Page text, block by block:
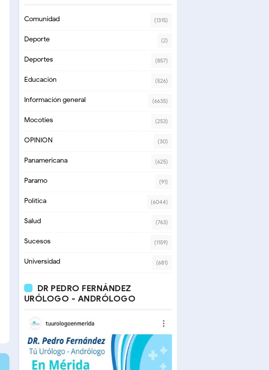
Comunidad (1315)
Deporte (2)
Deportes (857)
Educación (526)
Información general (6635)
Mocoties (253)
OPINION (30)
Panamericana (625)
Paramo (91)
Política (6044)
Salud (763)
Sucesos (1159)
Universidad (681)
DR PEDRO FERNÁNDEZ
URÓLOGO - ANDRÓLOGO